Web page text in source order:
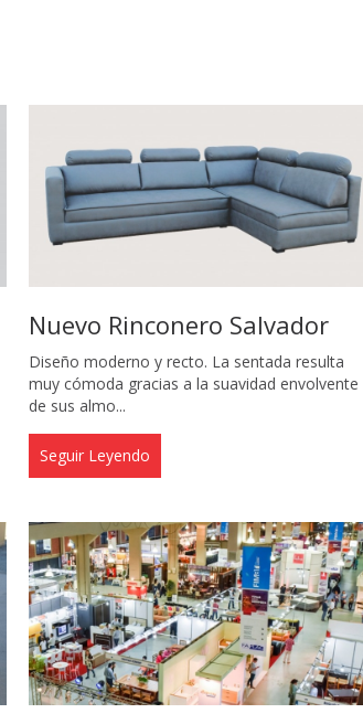
Nuevo Rinconero Salvador
Diseño moderno y recto. La sentada resulta
muy cómoda gracias a la suavidad envolvente
de sus almo...
Seguir Leyendo